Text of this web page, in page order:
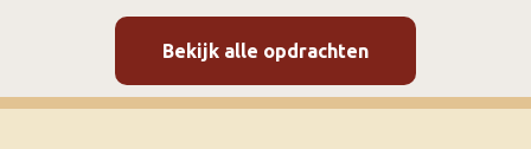
Bekijk alle opdrachten